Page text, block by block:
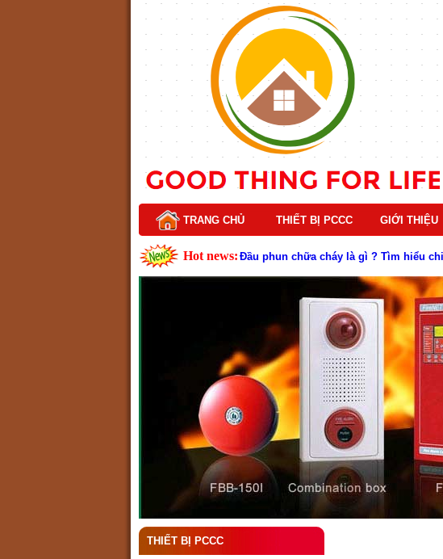
TRANG CHỦ THIẾT BỊ PCCC GIỚI THIỆU
Hot news: Đầu phun chữa cháy là gì ? Tìm hiểu
Cách kiểm tra và bảo trì hệ thống báo
Cấu tạo và nguyên lý hoạt động của
Tìm hiểu chi tiết về hệ thống báo cháy
Các loại thang dây thoát hiểm phổ biến
Thang dây thoát hiểm có tác dụng gì
Cấu tạo đầu phun chữa cháy trong hệ
Kim thu sét là gì? Cấu tạo, nguyên lý
Đầu phun chữa cháy là gì và nguyên lý
THIẾT BỊ PCCC